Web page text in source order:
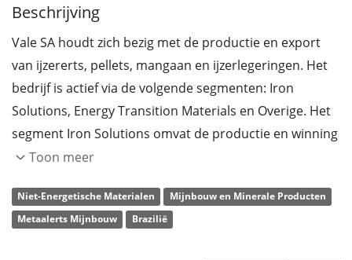
Beschrijving
Vale SA houdt zich bezig met de productie en export
van ijzererts, pellets, mangaan en ijzerlegeringen. Het
bedrijf is actief via de volgende segmenten: Iron
Solutions, Energy Transition Materials en Overige. Het
segment Iron Solutions omvat de productie en winning
van ijzererts, ijzerertspellets, mangaan, andere
segment Energy Transition Materials omvat de
productie en extractie van nikkel en zijn bijproducten.
Toon meer
Niet-Energetische Materialen
Mijnbouw en Minerale Producten
Metaalerts Mijnbouw
Brazilië